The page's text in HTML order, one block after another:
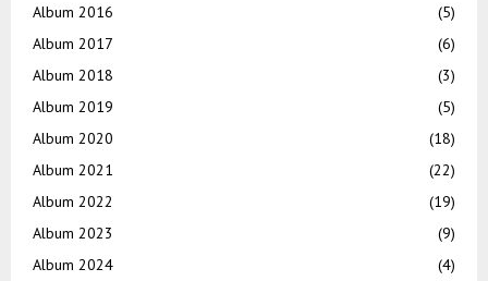
Album 2016
(5)
Album 2017
(6)
Album 2018
(3)
Album 2019
(5)
Album 2020
(18)
Album 2021
(22)
Album 2022
(19)
Album 2023
(9)
Album 2024
(4)